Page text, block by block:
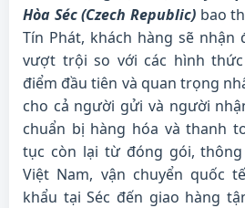
Hòa Séc (Czech Republic) bao
Tín Phát, khách hàng sẽ
vượt trội so với các hình
điểm đầu tiên và quan trọng
cho cả người gửi và người
chuẩn bị hàng hóa và thanh
tục còn lại từ đóng gói,
Việt Nam, vận chuyển quốc
khẩu tại Séc đến giao hàng